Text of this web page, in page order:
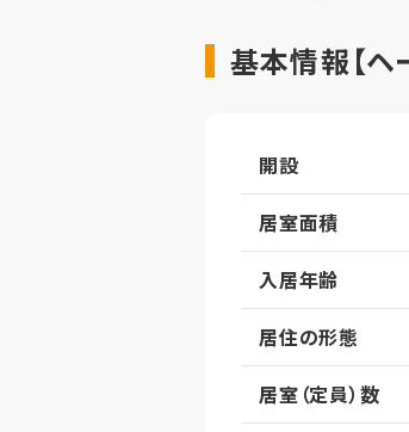
基本情報【
開設
居室面積
入居年齢
居住の形態
居室（定員）数